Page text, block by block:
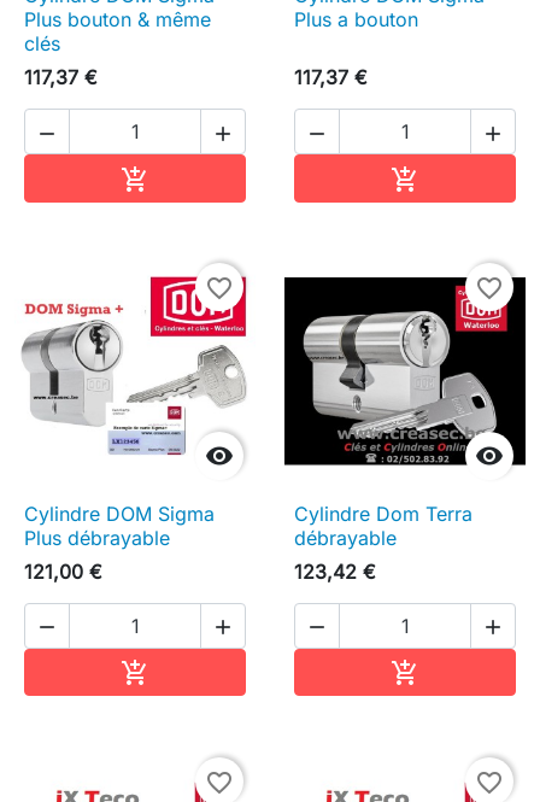
Plus bouton & même
clés
117,37 €
 

Plus a bouton
117,37 €
 


favorite_border
Cylindre DOM Sigma
Plus débrayable
121,00 €
 


favorite_border
Cylindre Dom Terra
débrayable
123,42 €
 

favorite_border favorite_border